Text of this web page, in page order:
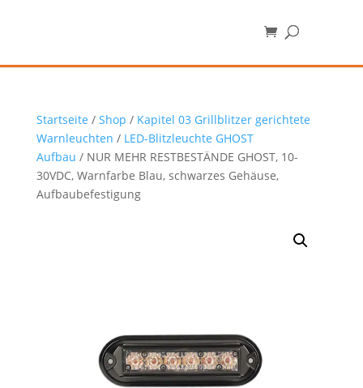
Startseite / Shop / Kapitel 03 Grillblitzer gerichtete
Warnleuchten / LED-Blitzleuchte GHOST
Aufbau / NUR MEHR RESTBESTÄNDE GHOST, 10-
30VDC, Warnfarbe Blau, schwarzes Gehäuse,
Aufbaubefestigung